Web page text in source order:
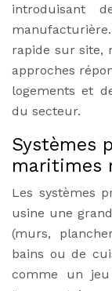
introduisant
rapide sur site,
approches
logements et
du secteur.
Systèmes
maritimes
Les systèmes
usine une
(murs,
bains ou de
comme un